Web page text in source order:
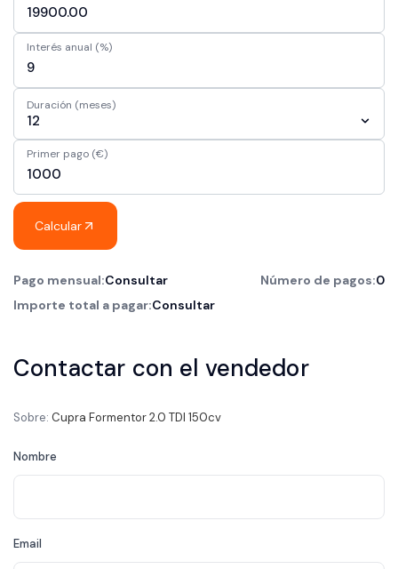
Interés anual (%)
Duración (meses)
12
Primer pago (€)
Calcular
Pago mensual:Consultar Número de pagos:0
Importe total a pagar:Consultar
Contactar con el vendedor
Sobre: Cupra Formentor 2.0 TDI 150cv
Nombre
Email